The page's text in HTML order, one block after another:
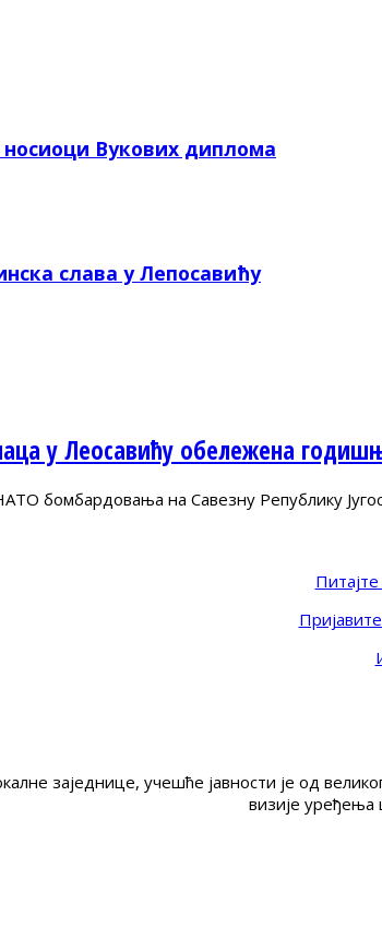
Вукових диплома
слава у Лепосавићу
у Леосавићу обележена
бомбардовања на Савезну Републику
заједнице, учешће јавности је од
визије уређења